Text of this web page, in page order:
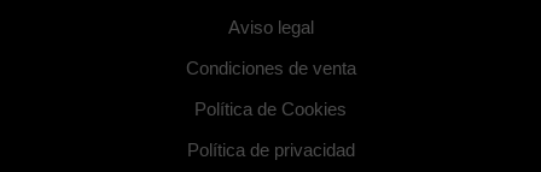
Aviso legal
Condiciones de venta
Política de Cookies
Política de privacidad